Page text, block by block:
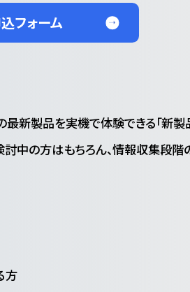
フォーム
新製品を実機で体験できる「新製
中の方はもちろん、情報収集段階
方